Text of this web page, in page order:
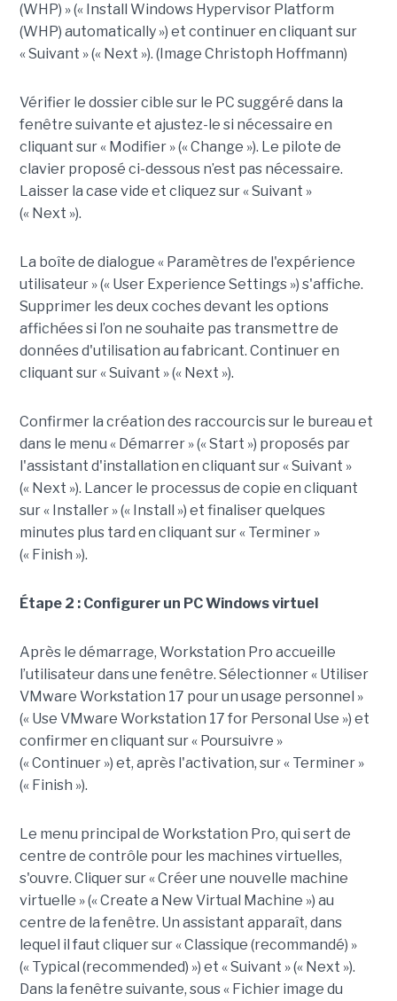
(WHP) » (« Install Windows Hypervisor Platform
(WHP) automatically ») et continuer en cliquant sur
« Suivant » (« Next »). (Image Christoph Hoffmann)
Vérifier le dossier cible sur le PC suggéré dans la
fenêtre suivante et ajustez-le si nécessaire en
cliquant sur « Modifier » (« Change »). Le pilote de
clavier proposé ci-dessous n’est pas nécessaire.
Laisser la case vide et cliquez sur « Suivant »
(« Next »).
La boîte de dialogue « Paramètres de l'expérience
utilisateur » (« User Experience Settings ») s'affiche.
Supprimer les deux coches devant les options
affichées si l’on ne souhaite pas transmettre de
données d'utilisation au fabricant. Continuer en
cliquant sur « Suivant » (« Next »).
Confirmer la création des raccourcis sur le bureau et
dans le menu « Démarrer » (« Start ») proposés par
l'assistant d'installation en cliquant sur « Suivant »
(« Next »). Lancer le processus de copie en cliquant
sur « Installer » (« Install ») et finaliser quelques
minutes plus tard en cliquant sur « Terminer »
(« Finish »).
Étape 2 : Configurer un PC Windows virtuel
Après le démarrage, Workstation Pro accueille
l’utilisateur dans une fenêtre. Sélectionner « Utiliser
VMware Workstation 17 pour un usage personnel »
(« Use VMware Workstation 17 for Personal Use ») et
confirmer en cliquant sur « Poursuivre »
(« Continuer ») et, après l'activation, sur « Terminer »
(« Finish »).
Le menu principal de Workstation Pro, qui sert de
centre de contrôle pour les machines virtuelles,
s'ouvre. Cliquer sur « Créer une nouvelle machine
virtuelle » (« Create a New Virtual Machine ») au
centre de la fenêtre. Un assistant apparaît, dans
lequel il faut cliquer sur « Classique (recommandé) »
(« Typical (recommended) ») et « Suivant » (« Next »).
Dans la fenêtre suivante, sous « Fichier image du